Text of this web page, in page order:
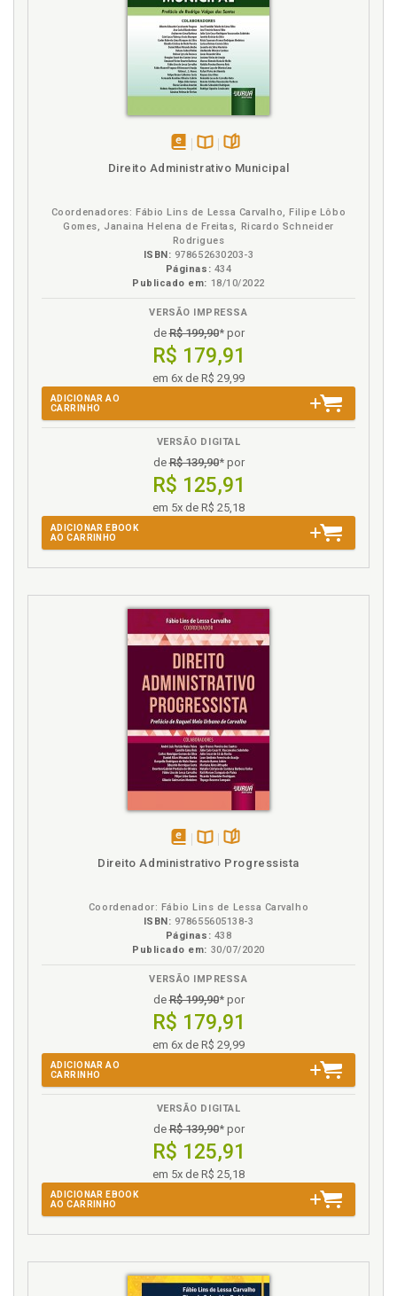
Direito Administrativo Municipal
Coordenadores: Fábio Lins de Lessa Carvalho, Filipe Lôbo
Gomes, Janaina Helena de Freitas, Ricardo Schneider
Rodrigues
ISBN: 978652630203-3
Páginas: 434
Publicado em: 18/10/2022
VERSÃO IMPRESSA
deR$ 199,90* por
R$ 179,91
em 6x de R$ 29,99
ADICIONAR AO
CARRINHO
VERSÃO DIGITAL
deR$ 139,90* por
R$ 125,91
em 5x de R$ 25,18
ADICIONAR EBOOK
AO CARRINHO
Direito Administrativo Progressista
Coordenador: Fábio Lins de Lessa Carvalho
ISBN: 978655605138-3
Páginas: 438
Publicado em: 30/07/2020
VERSÃO IMPRESSA
deR$ 199,90* por
R$ 179,91
em 6x de R$ 29,99
ADICIONAR AO
CARRINHO
VERSÃO DIGITAL
deR$ 139,90* por
R$ 125,91
em 5x de R$ 25,18
ADICIONAR EBOOK
AO CARRINHO